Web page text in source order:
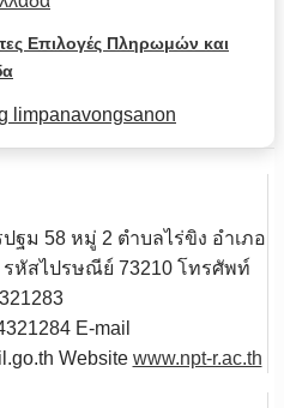
Επιλογές Πληρωμών και
limpanavongsanon
ม 58 หมู่ 2 ตำบลไร่ขิง อำเภอ
หัสไปรษณีย์ 73210 โทรศัพท์
E-mail
Website www.npt-r.ac.th